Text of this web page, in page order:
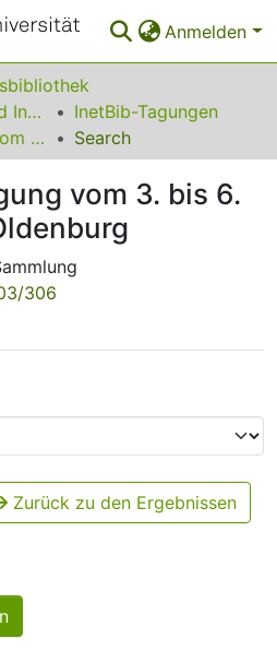
Anmelden
Bibliothekswesen und Information
InetBib-Tagungen
04. InetBib-Tagung vom 3. bis 6. März 1999 in Oldenburg
Search
vom 3. bis 6.
306
Zurück zu den Ergebnissen